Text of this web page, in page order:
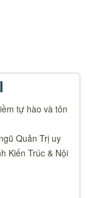
tự hào và tôn
Quản Trị uy
Kiến Trúc & Nội